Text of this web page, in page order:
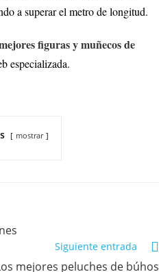
a superar el metro de longitud.
figuras y muñecos de
especializada.
mostrar
Siguiente entrada
mejores peluches de búhos